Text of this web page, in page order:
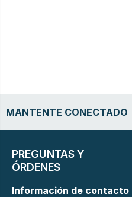
MANTENTE CONECTADO
PREGUNTAS Y
ÓRDENES
Información de contacto